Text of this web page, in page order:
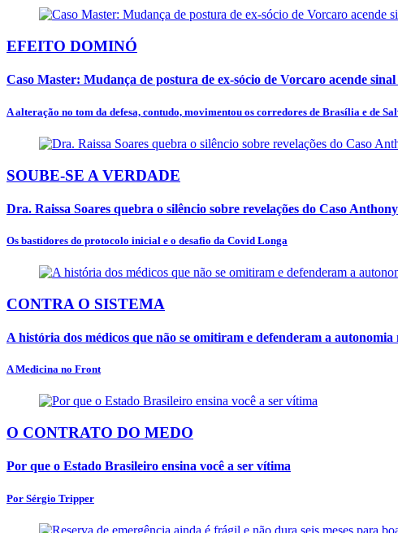
EFEITO DOMINÓ
Caso Master: Mudança de postura de ex-sócio de Vorcaro acende
A alteração no tom da defesa, contudo, movimentou os corredores de Brasília e de
SOUBE-SE A VERDADE
Dra. Raissa Soares quebra o silêncio sobre revelações do Caso
Os bastidores do protocolo inicial e o desafio da Covid Longa
CONTRA O SISTEMA
A história dos médicos que não se omitiram e defenderam a autonomia
A Medicina no Front
O CONTRATO DO MEDO
Por que o Estado Brasileiro ensina você a ser vítima
Por Sérgio Tripper